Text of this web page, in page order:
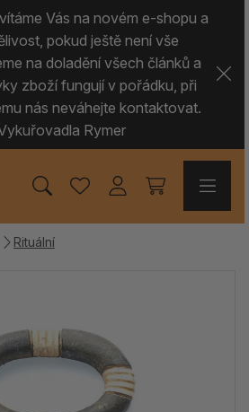
Vás na novém e-shopu a
pokud ještě není vše
na doladění všech článků a
zboží fungují v pořádku, při
nás neváhejte kontaktovat.
Rymer
Rituální